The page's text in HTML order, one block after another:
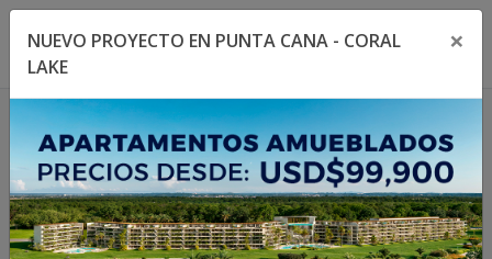
Toggle navigation menu
NUEVO PROYECTO EN PUNTA CANA - CORAL
LAKE
×